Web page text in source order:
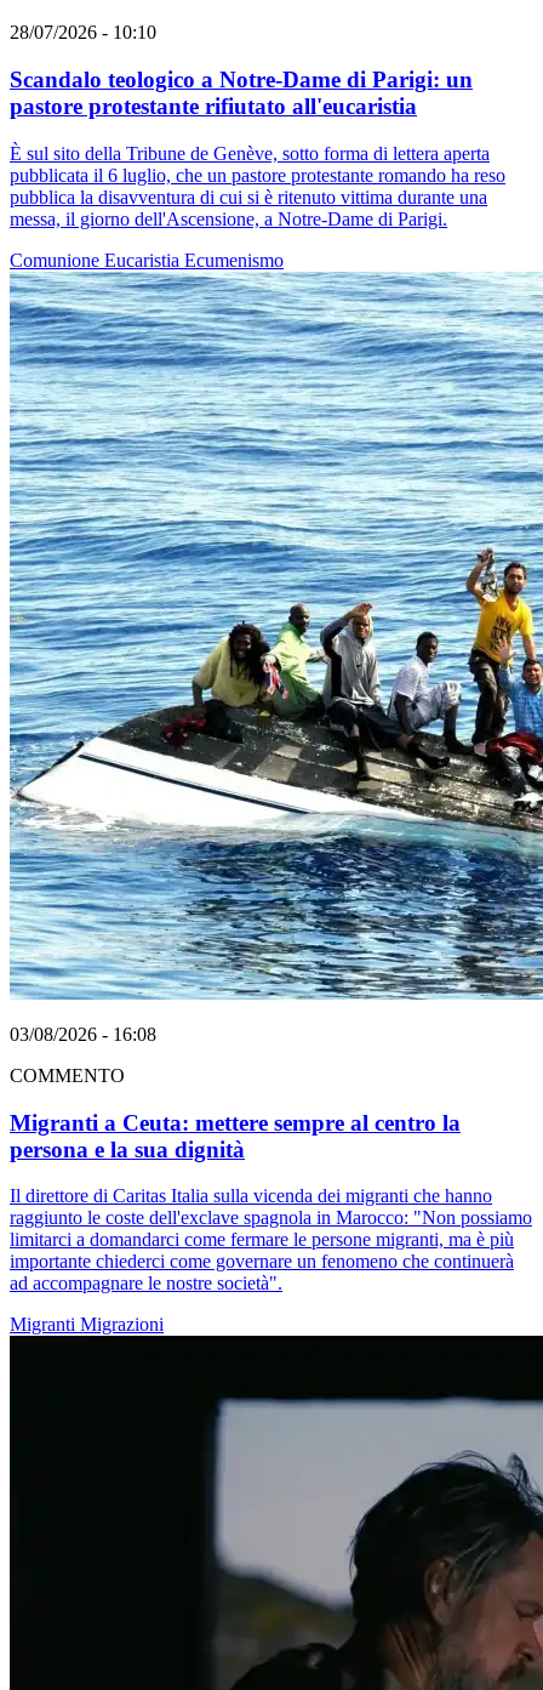
28/07/2026 - 10:10
Scandalo teologico a Notre-Dame di Parigi: un
pastore protestante rifiutato all'eucaristia
È sul sito della Tribune de Genève, sotto forma di lettera aperta
pubblicata il 6 luglio, che un pastore protestante romando ha reso
pubblica la disavventura di cui si è ritenuto vittima durante una
messa, il giorno dell'Ascensione, a Notre-Dame di Parigi.
Comunione Eucaristia Ecumenismo
03/08/2026 - 16:08
COMMENTO
Migranti a Ceuta: mettere sempre al centro la
persona e la sua dignità
Il direttore di Caritas Italia sulla vicenda dei migranti che hanno
raggiunto le coste dell'exclave spagnola in Marocco: "Non possiamo
limitarci a domandarci come fermare le persone migranti, ma è più
importante chiederci come governare un fenomeno che continuerà
ad accompagnare le nostre società".
Migranti Migrazioni